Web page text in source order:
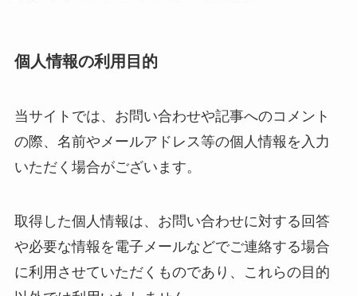
個人情報の利用目的
当サイトでは、お問い合わせや記事へのコメント
の際、名前やメールアドレス等の個人情報を入力
いただく場合がございます。
取得した個人情報は、お問い合わせに対する回答
や必要な情報を電子メールなどでご連絡する場合
に利用させていただくものであり、これらの目的